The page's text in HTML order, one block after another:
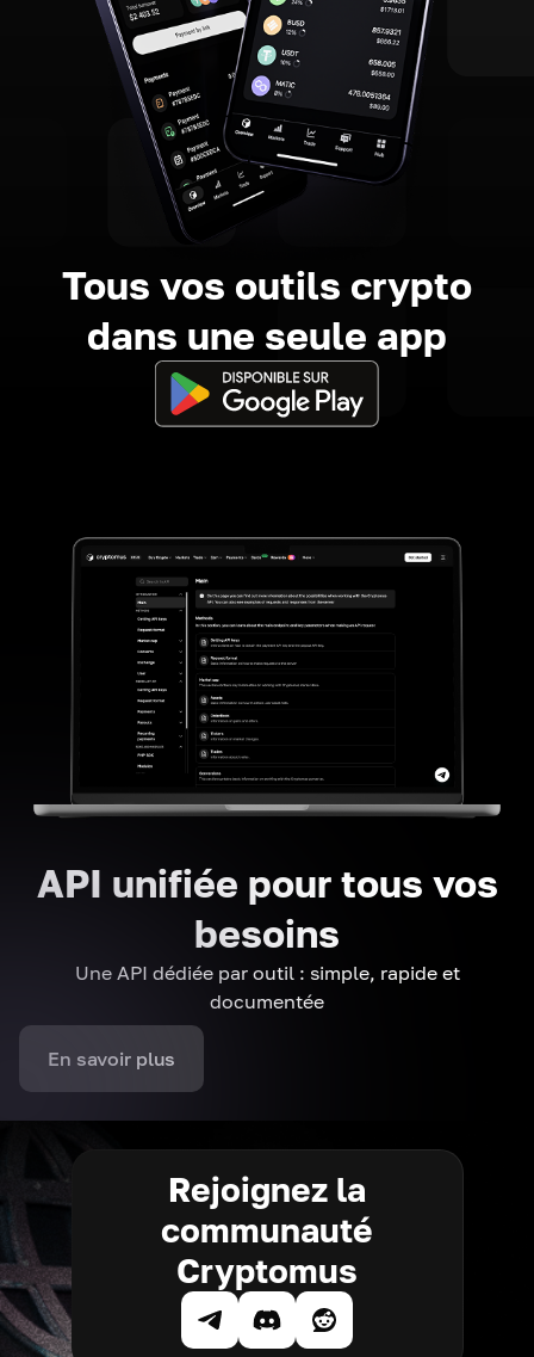
Tous vos outils crypto
dans une seule app
API unifiée pour tous vos
besoins
Une API dédiée par outil : simple, rapide et
documentée
En savoir plus
Rejoignez la
communauté
Cryptomus